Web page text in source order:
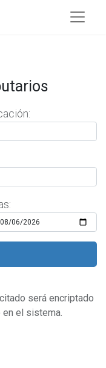
será encriptado
el sistema.